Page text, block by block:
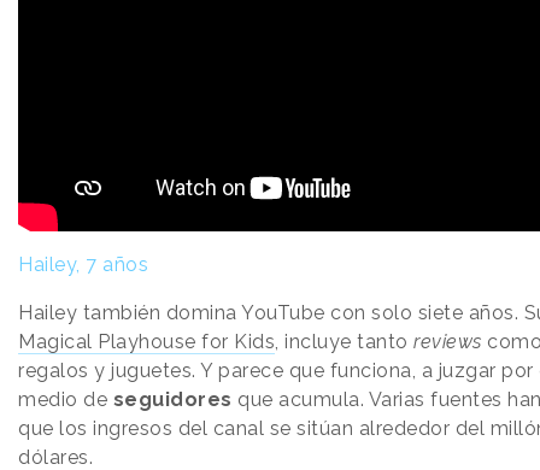
Hailey, 7 años
Hailey también domina YouTube con solo siete años.
Magical Playhouse for Kids, incluye tanto reviews
regalos y juguetes. Y parece que funciona, a juzgar
medio de seguidores que acumula. Varias fuentes
que los ingresos del canal se sitúan alrededor del
dólares.